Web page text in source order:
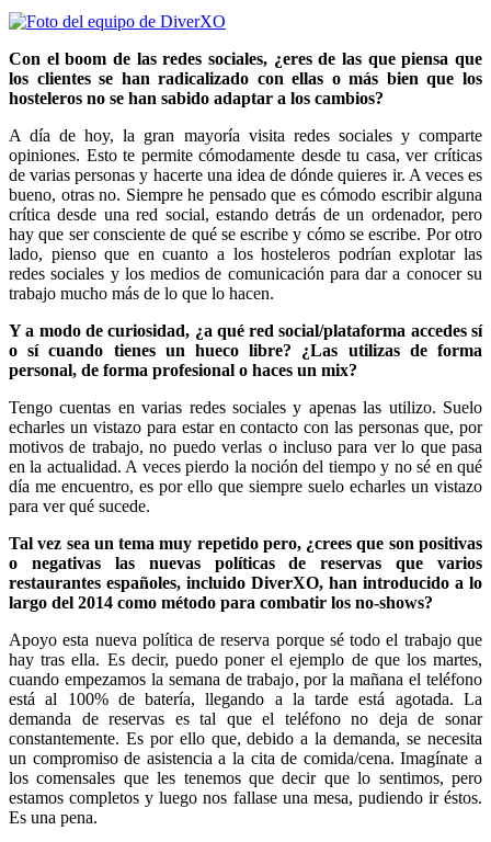
Con el boom de las redes sociales, ¿eres de las que piensa que
los clientes se han radicalizado con ellas o más bien que los
hosteleros no se han sabido adaptar a los cambios?
A día de hoy, la gran mayoría visita redes sociales y comparte
opiniones. Esto te permite cómodamente desde tu casa, ver críticas
de varias personas y hacerte una idea de dónde quieres ir. A veces es
bueno, otras no. Siempre he pensado que es cómodo escribir alguna
crítica desde una red social, estando detrás de un ordenador, pero
hay que ser consciente de qué se escribe y cómo se escribe. Por otro
lado, pienso que en cuanto a los hosteleros podrían explotar las
redes sociales y los medios de comunicación para dar a conocer su
trabajo mucho más de lo que lo hacen.
Y a modo de curiosidad, ¿a qué red social/plataforma accedes sí
o sí cuando tienes un hueco libre? ¿Las utilizas de forma
personal, de forma profesional o haces un mix?
Tengo cuentas en varias redes sociales y apenas las utilizo. Suelo
echarles un vistazo para estar en contacto con las personas que, por
motivos de trabajo, no puedo verlas o incluso para ver lo que pasa
en la actualidad. A veces pierdo la noción del tiempo y no sé en qué
día me encuentro, es por ello que siempre suelo echarles un vistazo
para ver qué sucede.
Tal vez sea un tema muy repetido pero, ¿crees que son positivas
o negativas las nuevas políticas de reservas que varios
restaurantes españoles, incluido DiverXO, han introducido a lo
largo del 2014 como método para combatir los no-shows?
Apoyo esta nueva política de reserva porque sé todo el trabajo que
hay tras ella. Es decir, puedo poner el ejemplo de que los martes,
cuando empezamos la semana de trabajo, por la mañana el teléfono
está al 100% de batería, llegando a la tarde está agotada. La
demanda de reservas es tal que el teléfono no deja de sonar
constantemente. Es por ello que, debido a la demanda, se necesita
un compromiso de asistencia a la cita de comida/cena. Imagínate a
los comensales que les tenemos que decir que lo sentimos, pero
estamos completos y luego nos fallase una mesa, pudiendo ir éstos.
Es una pena.